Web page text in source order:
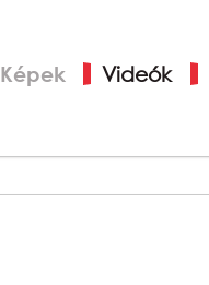
Képek Videók